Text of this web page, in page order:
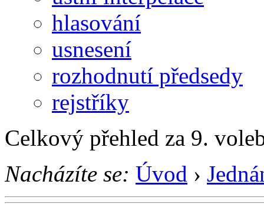
hlasování
usnesení
rozhodnutí předsedy
rejstříky
Celkový přehled za 9.
Nacházíte se: Úvod ›